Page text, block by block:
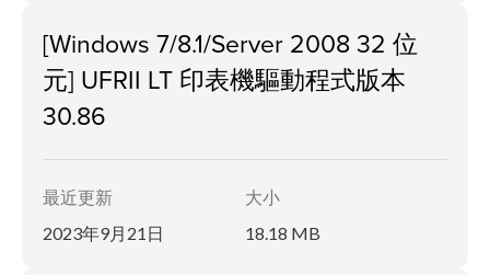
[Windows 7/8.1/Server 2008 32 位
元] UFRII LT 印表機驅動程式版本
30.86
最近更新
2023年9月21日
大小
18.18 MB